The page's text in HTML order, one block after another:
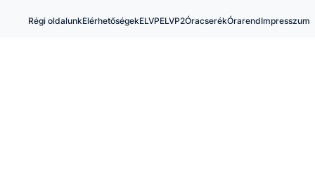
Régi oldalunkElérhetőségekELVPELVP2ÓracserékÓrarendImpresszum